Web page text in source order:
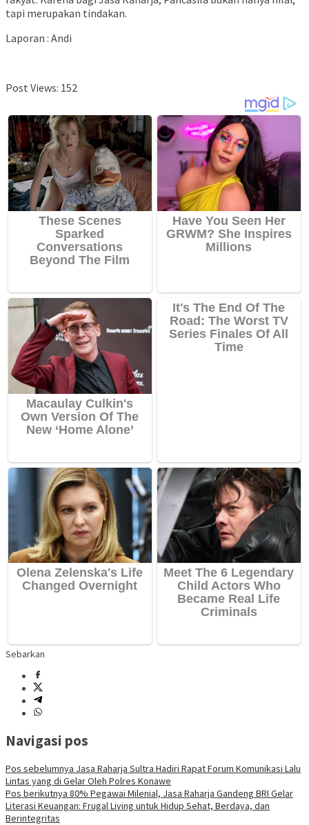
tapi merupakan tindakan.
Laporan : Andi
Post Views: 152
Sebarkan
Navigasi pos
Pos sebelumnya Jasa Raharja Sultra Hadiri Rapat Forum Komunikasi Lalu
Lintas yang di Gelar Oleh Polres Konawe
Pos berikutnya 80% Pegawai Milenial, Jasa Raharja Gandeng BRI Gelar
Literasi Keuangan: Frugal Living untuk Hidup Sehat, Berdaya, dan
Berintegritas